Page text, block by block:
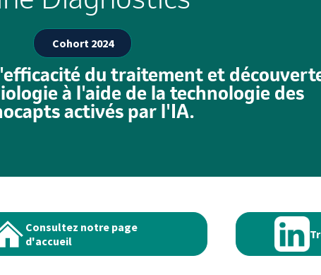
Cohort 2024
du traitement et
à l'aide de la technologie des
activés par l'IA.
Consultez notre page
d'accueil